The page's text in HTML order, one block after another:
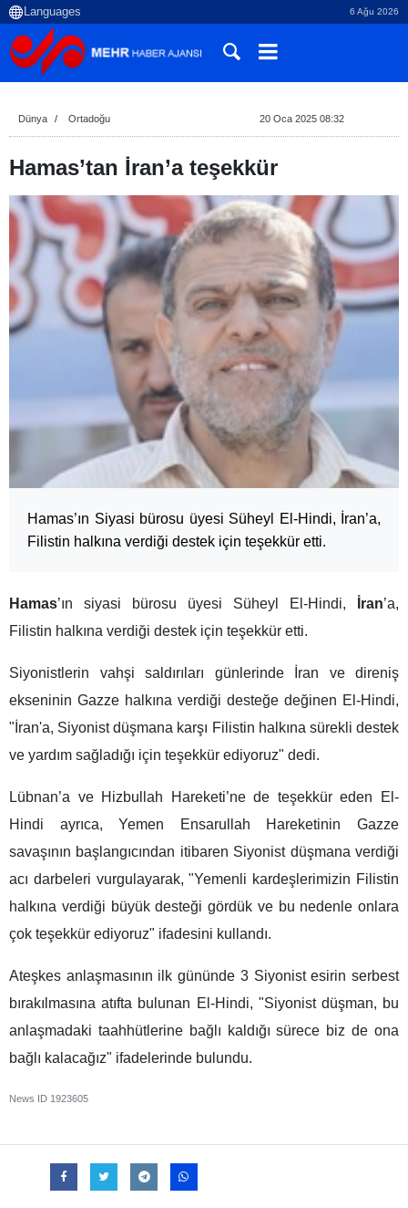
6 Ağu 2026
Dünya Ortadoğu 20 Oca 2025 08:32
Hamas’tan İran’a teşekkür
Hamas’ın Siyasi bürosu üyesi Süheyl El-Hindi, İran’a,
Filistin halkına verdiği destek için teşekkür etti.
Hamas’ın siyasi bürosu üyesi Süheyl El-Hindi, İran’a,
Filistin halkına verdiği destek için teşekkür etti.
Siyonistlerin vahşi saldırıları günlerinde İran ve direniş
ekseninin Gazze halkına verdiği desteğe değinen El-Hindi,
"İran'a, Siyonist düşmana karşı Filistin halkına sürekli destek
ve yardım sağladığı için teşekkür ediyoruz" dedi.
Lübnan’a ve Hizbullah Hareketi’ne de teşekkür eden El-
Hindi ayrıca, Yemen Ensarullah Hareketinin Gazze
savaşının başlangıcından itibaren Siyonist düşmana verdiği
acı darbeleri vurgulayarak, "Yemenli kardeşlerimizin Filistin
halkına verdiği büyük desteği gördük ve bu nedenle onlara
çok teşekkür ediyoruz" ifadesini kullandı.
Ateşkes anlaşmasının ilk gününde 3 Siyonist esirin serbest
bırakılmasına atıfta bulunan El-Hindi, "Siyonist düşman, bu
anlaşmadaki taahhütlerine bağlı kaldığı sürece biz de ona
bağlı kalacağız" ifadelerinde bulundu.
News ID 1923605